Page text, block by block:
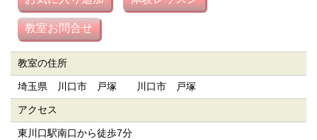
教室の住所
埼玉県 川口市 戸塚 川口市 戸塚
アクセス
東川口駅南口から徒歩7分